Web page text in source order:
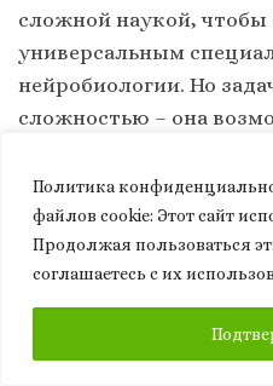
Политика
файлов сookie: Этот сайт
Продолжая пользоваться
соглашаетесь с их
сложной наукой, чтобы
универсальным
нейробиологии. Но
сложностью – она
движутся (среди них
проекты изучения
Мы более или менее
работают
механизмы в клетках